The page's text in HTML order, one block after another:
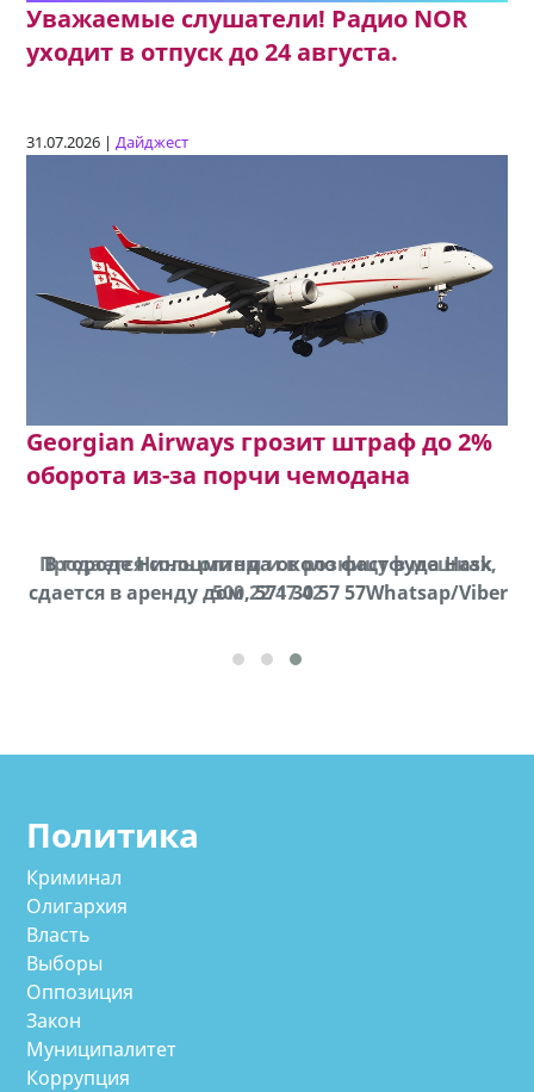
Уважаемые слушатели! Радио NOR
уходит в отпуск до 24 августа.
31.07.2026 |Дайджест
Georgian Airways грозит штраф до 2%
оборота из-за порчи чемодана
Продается соль оптом и в розницу в мешках,
500 22 47 42
В городе Ниноцминда около фастфуда Hask
cдается в аренду дом, 571 30 57 57Whatsap/Viber
Политика
Криминал
Олигархия
Власть
Выборы
Оппозиция
Закон
Муниципалитет
Коррупция